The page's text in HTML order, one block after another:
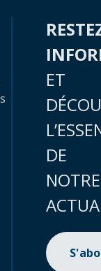
ET
DE
NOTRE